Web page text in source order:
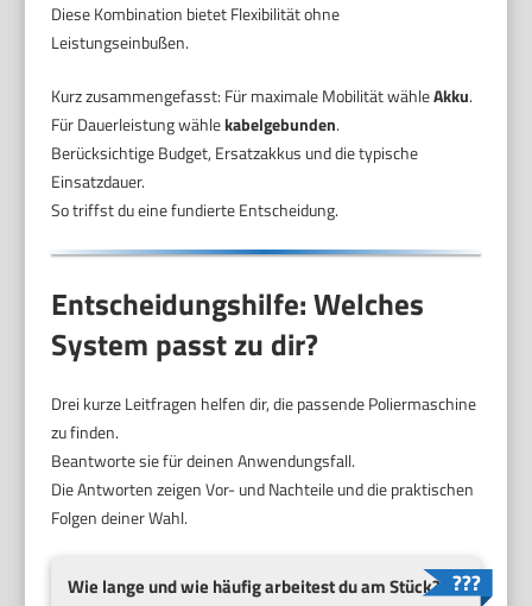
Diese Kombination bietet Flexibilität ohne
Leistungseinbußen.
Kurz zusammengefasst: Für maximale Mobilität wähleAkku.
Für Dauerleistung wählekabelgebunden.
Berücksichtige Budget, Ersatzakkus und die typische
Einsatzdauer.
So triffst du eine fundierte Entscheidung.
Entscheidungshilfe: Welches
System passt zu dir?
Drei kurze Leitfragen helfen dir, die passende Poliermaschine
zu finden.
Beantworte sie für deinen Anwendungsfall.
Die Antworten zeigen Vor- und Nachteile und die praktischen
Folgen deiner Wahl.
Wie lange und wie häufig arbeitest du am Stück?